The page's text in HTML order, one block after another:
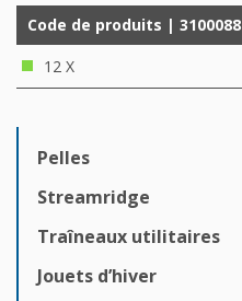
Pelles
Streamridge
Traîneaux utilitaires
Jouets d’hiver
Code de produits | 3100088
12 X